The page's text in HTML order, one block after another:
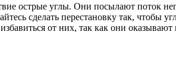
острые углы. Они посылают поток
сделать перестановку так, чтобы
от них, так как они